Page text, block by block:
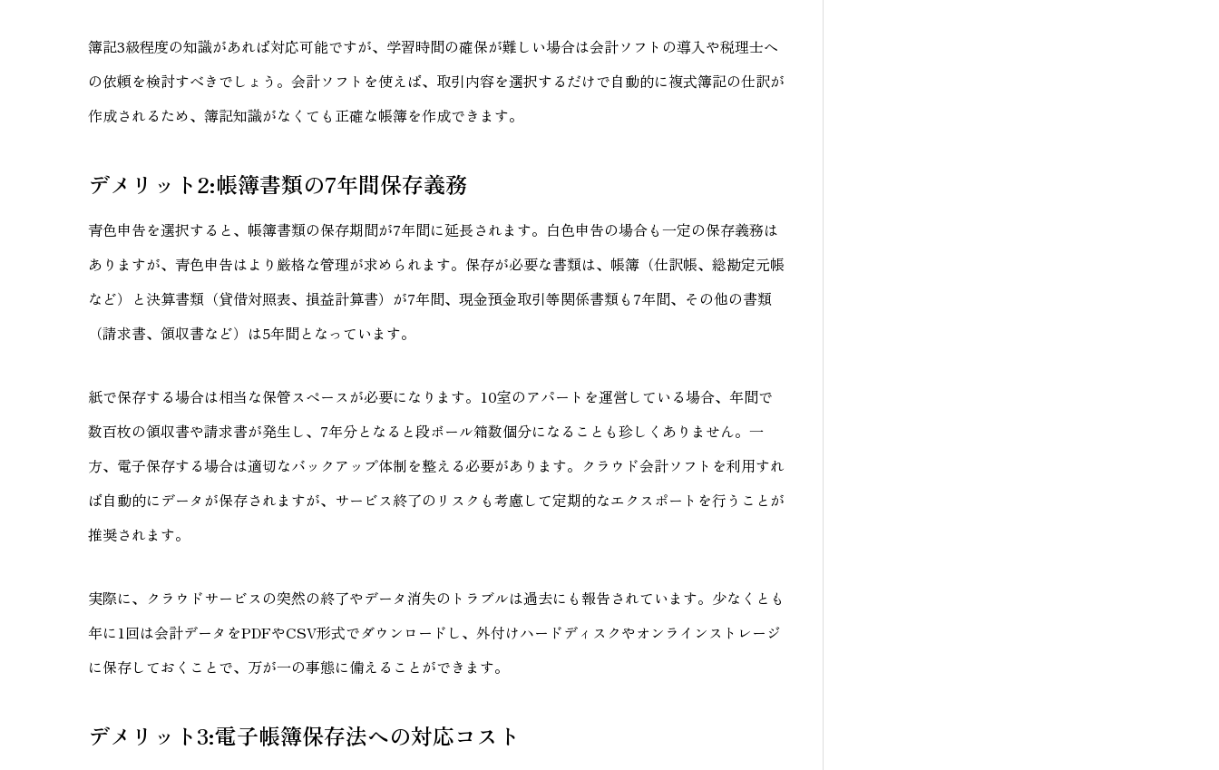
簿記3級程度の知識があれば対応可能ですが、学習時間の確保が難しい場合は会計ソフトの導入や税理士へ
の依頼を検討すべきでしょう。会計ソフトを使えば、取引内容を選択するだけで自動的に複式簿記の仕訳が
作成されるため、簿記知識がなくても正確な帳簿を作成できます。
デメリット2:帳簿書類の7年間保存義務
青色申告を選択すると、帳簿書類の保存期間が7年間に延長されます。白色申告の場合も一定の保存義務は
ありますが、青色申告はより厳格な管理が求められます。保存が必要な書類は、帳簿（仕訳帳、総勘定元帳
など）と決算書類（貸借対照表、損益計算書）が7年間、現金預金取引等関係書類も7年間、その他の書類
（請求書、領収書など）は5年間となっています。
紙で保存する場合は相当な保管スペースが必要になります。10室のアパートを運営している場合、年間で
数百枚の領収書や請求書が発生し、7年分となると段ボール箱数個分になることも珍しくありません。一
方、電子保存する場合は適切なバックアップ体制を整える必要があります。クラウド会計ソフトを利用すれ
ば自動的にデータが保存されますが、サービス終了のリスクも考慮して定期的なエクスポートを行うことが
推奨されます。
実際に、クラウドサービスの突然の終了やデータ消失のトラブルは過去にも報告されています。少なくとも
年に1回は会計データをPDFやCSV形式でダウンロードし、外付けハードディスクやオンラインストレージ
に保存しておくことで、万が一の事態に備えることができます。
デメリット3:電子帳簿保存法への対応コスト